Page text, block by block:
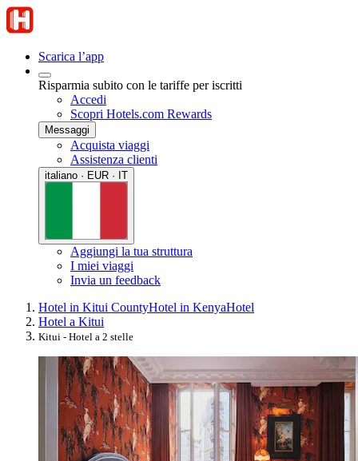
Scarica l’app
Risparmia subito con le tariffe per iscritti
Accedi
Scopri Hotels.com Rewards
Messaggi
Acquista viaggi
Assistenza clienti
italiano · EUR · IT
Aggiungi la tua struttura
I miei viaggi
Invia un feedback
Hotel in Kitui CountyHotel in KenyaHotel
Hotel a Kitui
Kitui - Hotel a 2 stelle